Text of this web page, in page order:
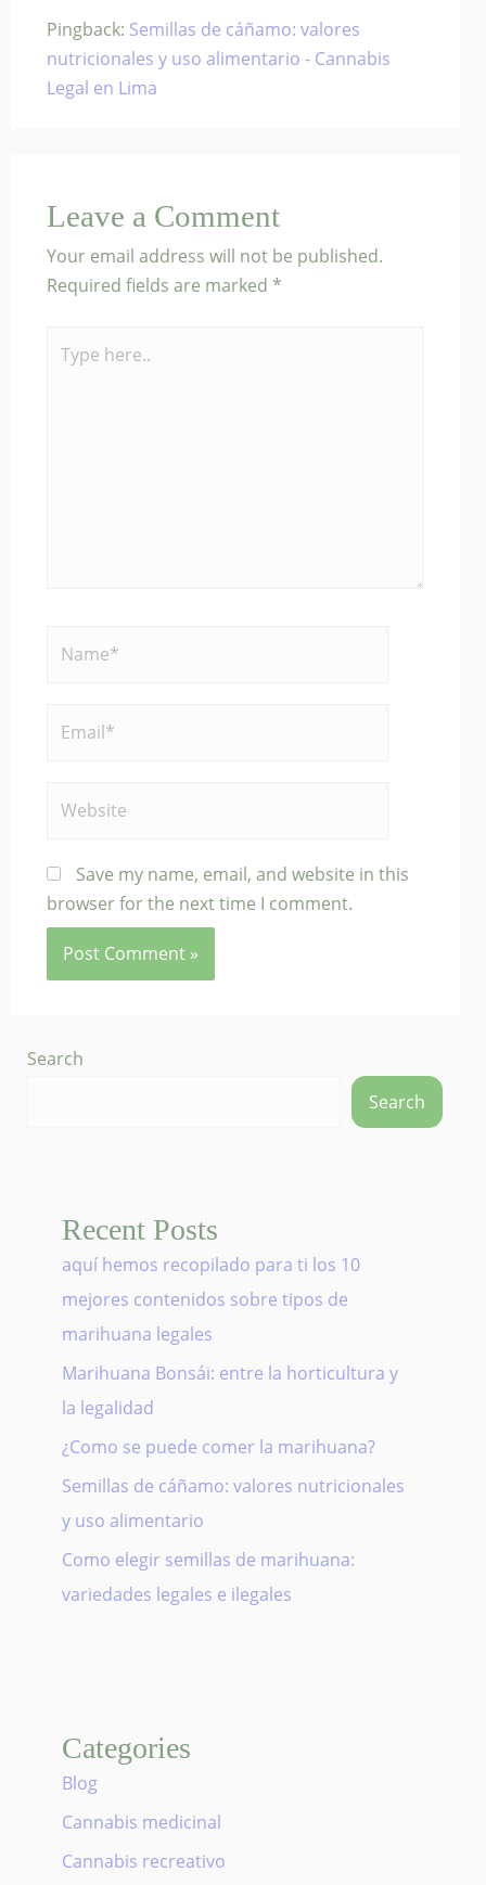
Pingback: Semillas de cáñamo: valores
nutricionales y uso alimentario - Cannabis
Legal en Lima
Leave a Comment
Your email address will not be published.
Required fields are marked *
here..
Save my name, email, and website in this
browser for the next time I comment.
Search
Search
Recent Posts
aquí hemos recopilado para ti los 10
mejores contenidos sobre tipos de
marihuana legales
Marihuana Bonsái: entre la horticultura y
la legalidad
¿Como se puede comer la marihuana?
Semillas de cáñamo: valores nutricionales
y uso alimentario
Como elegir semillas de marihuana:
variedades legales e ilegales
Categories
Blog
Cannabis medicinal
Cannabis recreativo